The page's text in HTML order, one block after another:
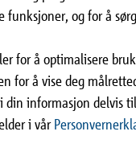
funksjoner, og for å
for å optimalisere
for å vise deg
din informasjon delvis
i vår
De
står for fagkyndig
vei
for
sertifisert og
Schöck Isokorb® T type
og er i stand til å ta opp